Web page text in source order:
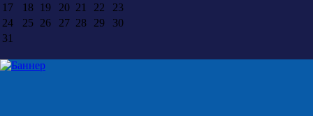
17
18 19 20 21 22
23
24
25 26 27 28 29
30
31